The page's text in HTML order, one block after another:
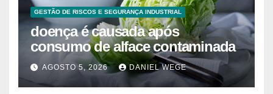
GESTÃO DE RISCOS E SEGURANÇA INDUSTRIAL
doença é causada após
consumo de alface contaminada
AGOSTO 5, 2026 DANIEL WEGE